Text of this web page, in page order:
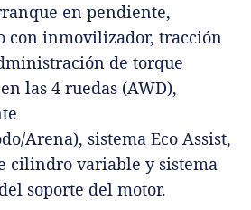
en pendiente,
con inmovilizador, tracción
de torque
las 4 ruedas (AWD),
Arena), sistema Eco Assist,
cilindro variable y sistema
soporte del motor.